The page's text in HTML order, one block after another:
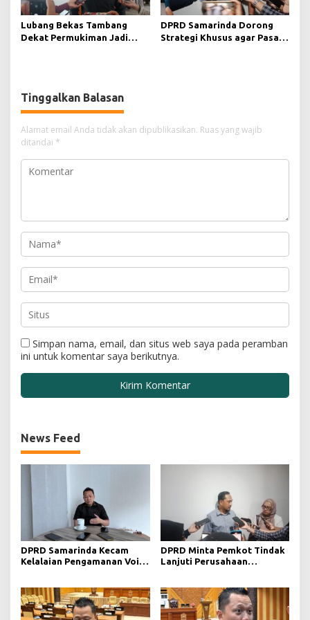
Lubang Bekas Tambang
Dekat Permukiman Jadi
DPRD Samarinda Dorong
Strategi Khusus agar Pasar
Tinggalkan Balasan
Alamat email Anda tidak akan dipublikasikan. Ruas yang wajib
ditandai *
Simpan nama, email, dan situs web saya pada peramban
ini untuk komentar saya berikutnya.
News Feed
DPRD Samarinda Kecam
Kelalaian Pengamanan Void
DPRD Minta Pemkot Tindak
Lanjuti Perusahaan